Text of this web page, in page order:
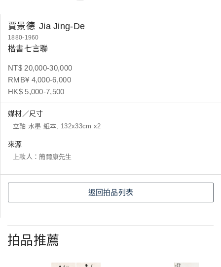
賈景德 Jia Jing-De
1880-1960
楷書七言聯
NT$ 20,000-30,000
RMB¥ 4,000-6,000
HK$ 5,000-7,500
媒材／尺寸
立軸 水墨 紙本, 132x33cm x2
來源
上款人：簡爾康先生
返回拍品列表
拍品推薦